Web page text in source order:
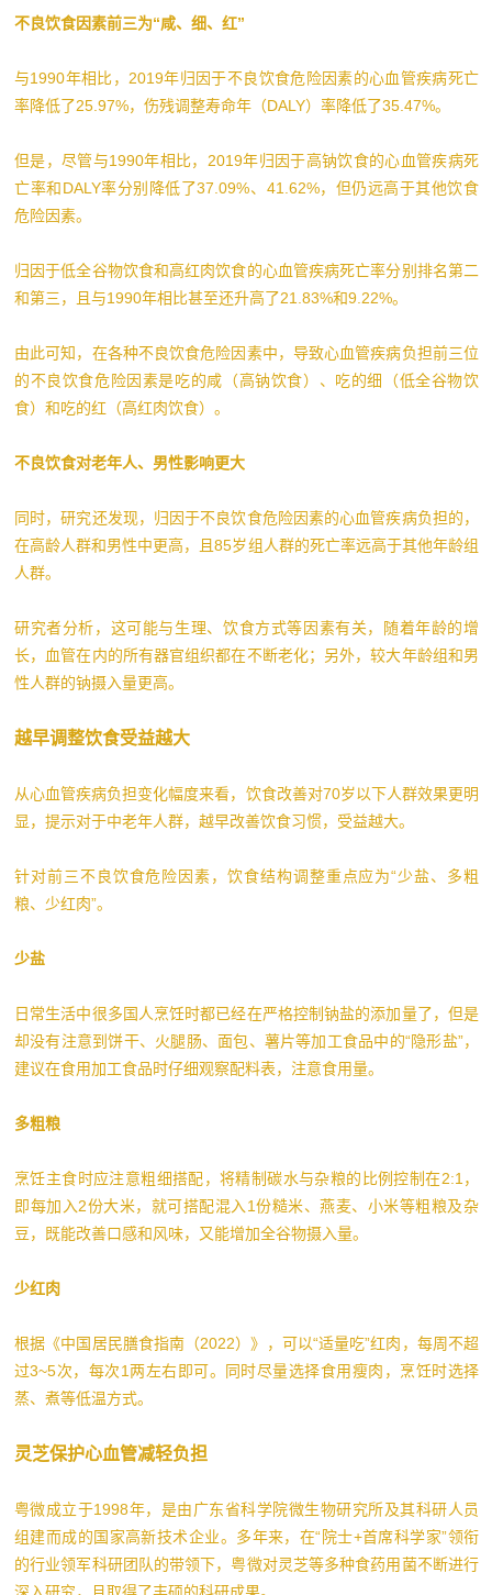
不良饮食因素前三为“咸、细、红”
与1990年相比，2019年归因于不良饮食危险因素的心血管疾病死亡
率降低了25.97%，伤残调整寿命年（DALY）率降低了35.47%。
但是，尽管与1990年相比，2019年归因于高钠饮食的心血管疾病死
亡率和DALY率分别降低了37.09%、41.62%，但仍远高于其他饮食
危险因素。
归因于低全谷物饮食和高红肉饮食的心血管疾病死亡率分别排名第二
和第三，且与1990年相比甚至还升高了21.83%和9.22%。
由此可知，在各种不良饮食危险因素中，导致心血管疾病负担前三位
的不良饮食危险因素是吃的咸（高钠饮食）、吃的细（低全谷物饮
食）和吃的红（高红肉饮食）。
不良饮食对老年人、男性影响更大
同时，研究还发现，归因于不良饮食危险因素的心血管疾病负担的，
在高龄人群和男性中更高，且85岁组人群的死亡率远高于其他年龄组
人群。
研究者分析，这可能与生理、饮食方式等因素有关，随着年龄的增
长，血管在内的所有器官组织都在不断老化；另外，较大年龄组和男
性人群的钠摄入量更高。
越早调整饮食受益越大
从心血管疾病负担变化幅度来看，饮食改善对70岁以下人群效果更明
显，提示对于中老年人群，越早改善饮食习惯，受益越大。
针对前三不良饮食危险因素，饮食结构调整重点应为“少盐、多粗
粮、少红肉”。
少盐
日常生活中很多国人烹饪时都已经在严格控制钠盐的添加量了，但是
却没有注意到饼干、火腿肠、面包、薯片等加工食品中的“隐形盐”，
建议在食用加工食品时仔细观察配料表，注意食用量。
多粗粮
烹饪主食时应注意粗细搭配，将精制碳水与杂粮的比例控制在2:1，
即每加入2份大米，就可搭配混入1份糙米、燕麦、小米等粗粮及杂
豆，既能改善口感和风味，又能增加全谷物摄入量。
少红肉
根据《中国居民膳食指南（2022）》，可以“适量吃”红肉，每周不超
过3~5次，每次1两左右即可。同时尽量选择食用瘦肉，烹饪时选择
蒸、煮等低温方式。
灵芝保护心血管减轻负担
粤微成立于1998年，是由广东省科学院微生物研究所及其科研人员
组建而成的国家高新技术企业。多年来，在“院士+首席科学家”领衔
的行业领军科研团队的带领下，粤微对灵芝等多种食药用菌不断进行
深入研究，且取得了丰硕的科研成果。